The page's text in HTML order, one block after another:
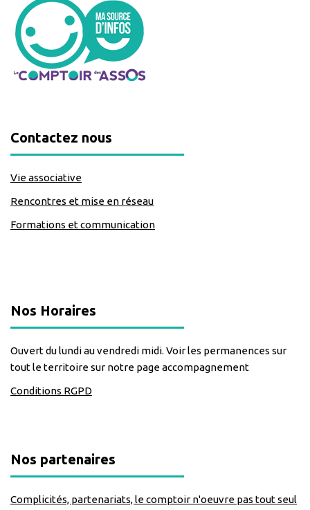
Contactez nous
Vie associative
Rencontres et mise en réseau
Formations et communication
Nos Horaires
Ouvert du lundi au vendredi midi. Voir les permanences sur
tout le territoire sur notre page accompagnement
Conditions RGPD
Nos partenaires
Complicités, partenariats, le comptoir n'oeuvre pas tout seul